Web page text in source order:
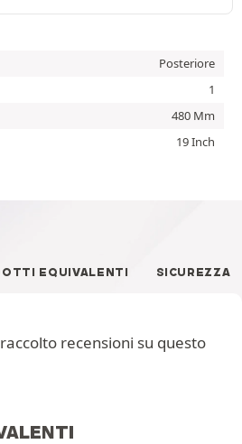
Posteriore
1
480 Mm
19 Inch
EQUIVALENTI SICUREZZA
recensioni su questo